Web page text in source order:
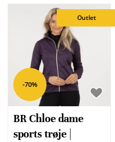
-70%
BR Chloe dame
sports trøje |
Outlet